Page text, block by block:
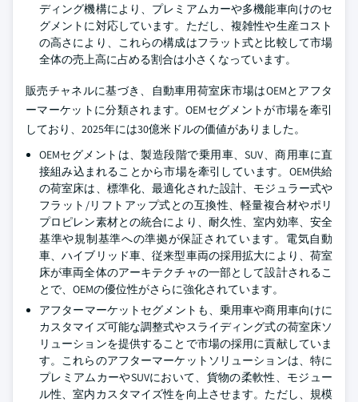
ディング機構により、プレミアムカーや多機能車向けのセ
グメントに対応しています。ただし、複雑性や生産コスト
の高さにより、これらの構成はフラット式と比較して市場
全体の売上高に占める割合は小さくなっています。
販売チャネルに基づき、自動車用荷室床市場はOEMとアフタ
ーマーケットに分類されます。OEMセグメントが市場を牽引
しており、2025年には30億米ドルの価値がありました。
OEMセグメントは、製造段階で乗用車、SUV、商用車に直
接組み込まれることから市場を牽引しています。OEM供給
の荷室床は、標準化、最適化された設計、モジュラー式や
フラット/リフトアップ式との互換性、軽量複合材やポリ
プロピレン素材との統合により、耐久性、室内効率、安全
基準や規制基準への準拠が保証されています。電気自動
車、ハイブリッド車、従来型車両の採用拡大により、荷室
床が車両全体のアーキテクチャの一部として設計されるこ
とで、OEMの優位性がさらに強化されています。
アフターマーケットセグメントも、乗用車や商用車向けに
カスタマイズ可能な調整式やスライディング式の荷室床ソ
リューションを提供することで市場の採用に貢献していま
す。これらのアフターマーケットソリューションは、特に
プレミアムカーやSUVにおいて、貨物の柔軟性、モジュー
ル性、室内カスタマイズ性を向上させます。ただし、規模